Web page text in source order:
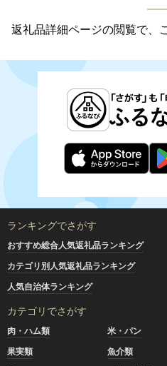
返礼品詳細ページの閲覧で、
ランキングでさがす
おすすめ総合人気返礼品ランキング
カテゴリ別人気返礼品ランキング
人気自治体ランキング
カテゴリでさがす
肉・ハム類 米・パン
果実類
魚介類